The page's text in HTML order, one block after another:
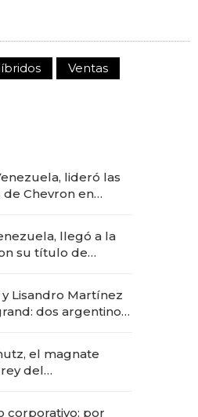
Ventas
lideró las
Chevron en
llegó a la
su título de
premium"
Lisandro Martínez
dos argentinos
el magnate
del
corporativo: por